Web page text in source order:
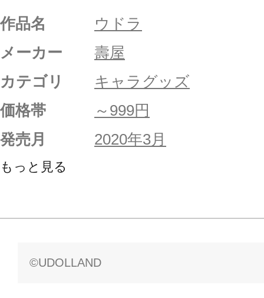
作品名
ウドラ
メーカー
壽屋
カテゴリ
キャラグッズ
価格帯
～999円
発売月
2020年3月
もっと見る
©UDOLLAND